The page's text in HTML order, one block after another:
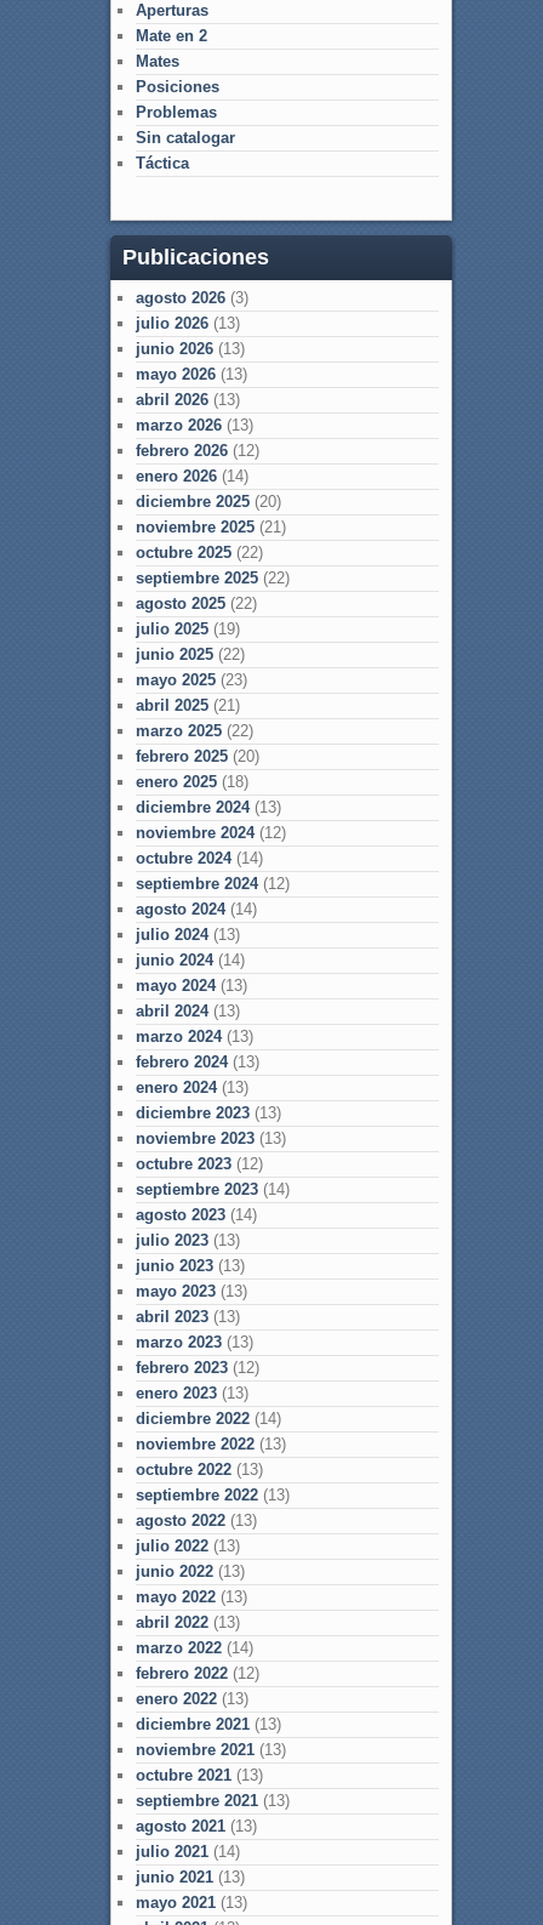
Aperturas
Mate en 2
Mates
Posiciones
Problemas
Sin catalogar
Táctica
Publicaciones
agosto 2026(3)
julio 2026(13)
junio 2026(13)
mayo 2026(13)
abril 2026(13)
marzo 2026(13)
febrero 2026(12)
enero 2026(14)
diciembre 2025(20)
noviembre 2025(21)
octubre 2025(22)
septiembre 2025(22)
agosto 2025(22)
julio 2025(19)
junio 2025(22)
mayo 2025(23)
abril 2025(21)
marzo 2025(22)
febrero 2025(20)
enero 2025(18)
diciembre 2024(13)
noviembre 2024(12)
octubre 2024(14)
septiembre 2024(12)
agosto 2024(14)
julio 2024(13)
junio 2024(14)
mayo 2024(13)
abril 2024(13)
marzo 2024(13)
febrero 2024(13)
enero 2024(13)
diciembre 2023(13)
noviembre 2023(13)
octubre 2023(12)
septiembre 2023(14)
agosto 2023(14)
julio 2023(13)
junio 2023(13)
mayo 2023(13)
abril 2023(13)
marzo 2023(13)
febrero 2023(12)
enero 2023(13)
diciembre 2022(14)
noviembre 2022(13)
octubre 2022(13)
septiembre 2022(13)
agosto 2022(13)
julio 2022(13)
junio 2022(13)
mayo 2022(13)
abril 2022(13)
marzo 2022(14)
febrero 2022(12)
enero 2022(13)
diciembre 2021(13)
noviembre 2021(13)
octubre 2021(13)
septiembre 2021(13)
agosto 2021(13)
julio 2021(14)
junio 2021(13)
mayo 2021(13)